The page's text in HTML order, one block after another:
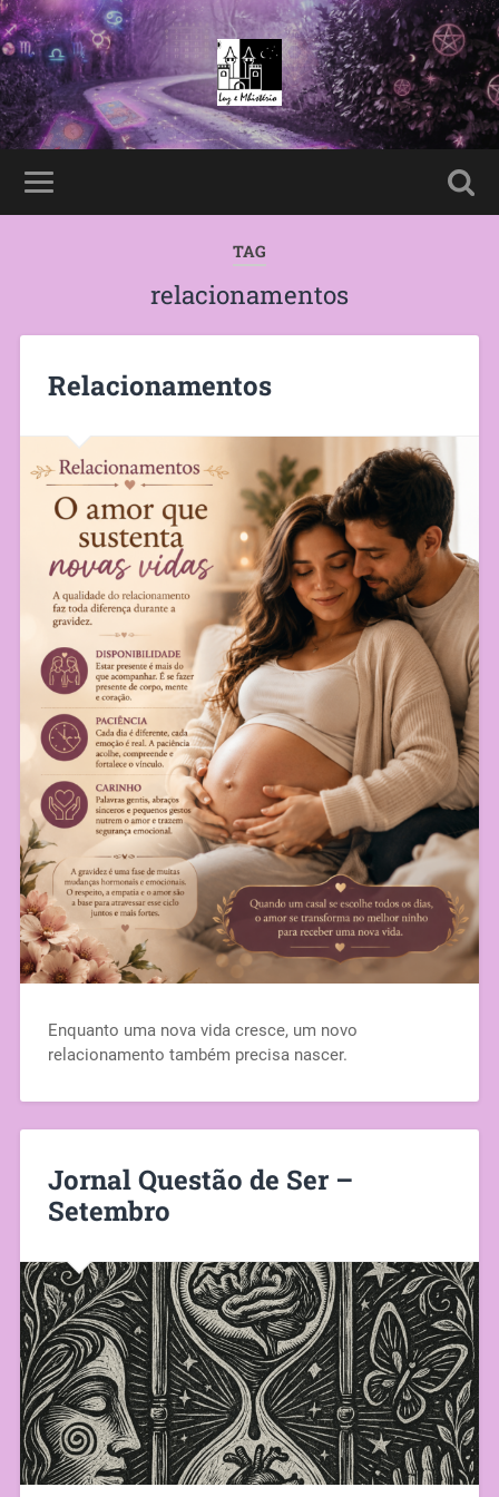
TAG
relacionamentos
Relacionamentos
Enquanto uma nova vida cresce, um novo
relacionamento também precisa nascer.
Jornal Questão de Ser –
Setembro